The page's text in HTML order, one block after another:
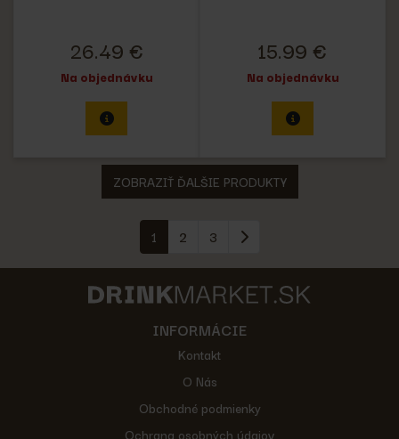
26.49 €
Na objednávku
15.99 €
Na objednávku
ZOBRAZIŤ ĎALŠIE PRODUKTY
1 2 3
INFORMÁCIE
Kontakt
O Nás
Obchodné podmienky
Ochrana osobných údajov